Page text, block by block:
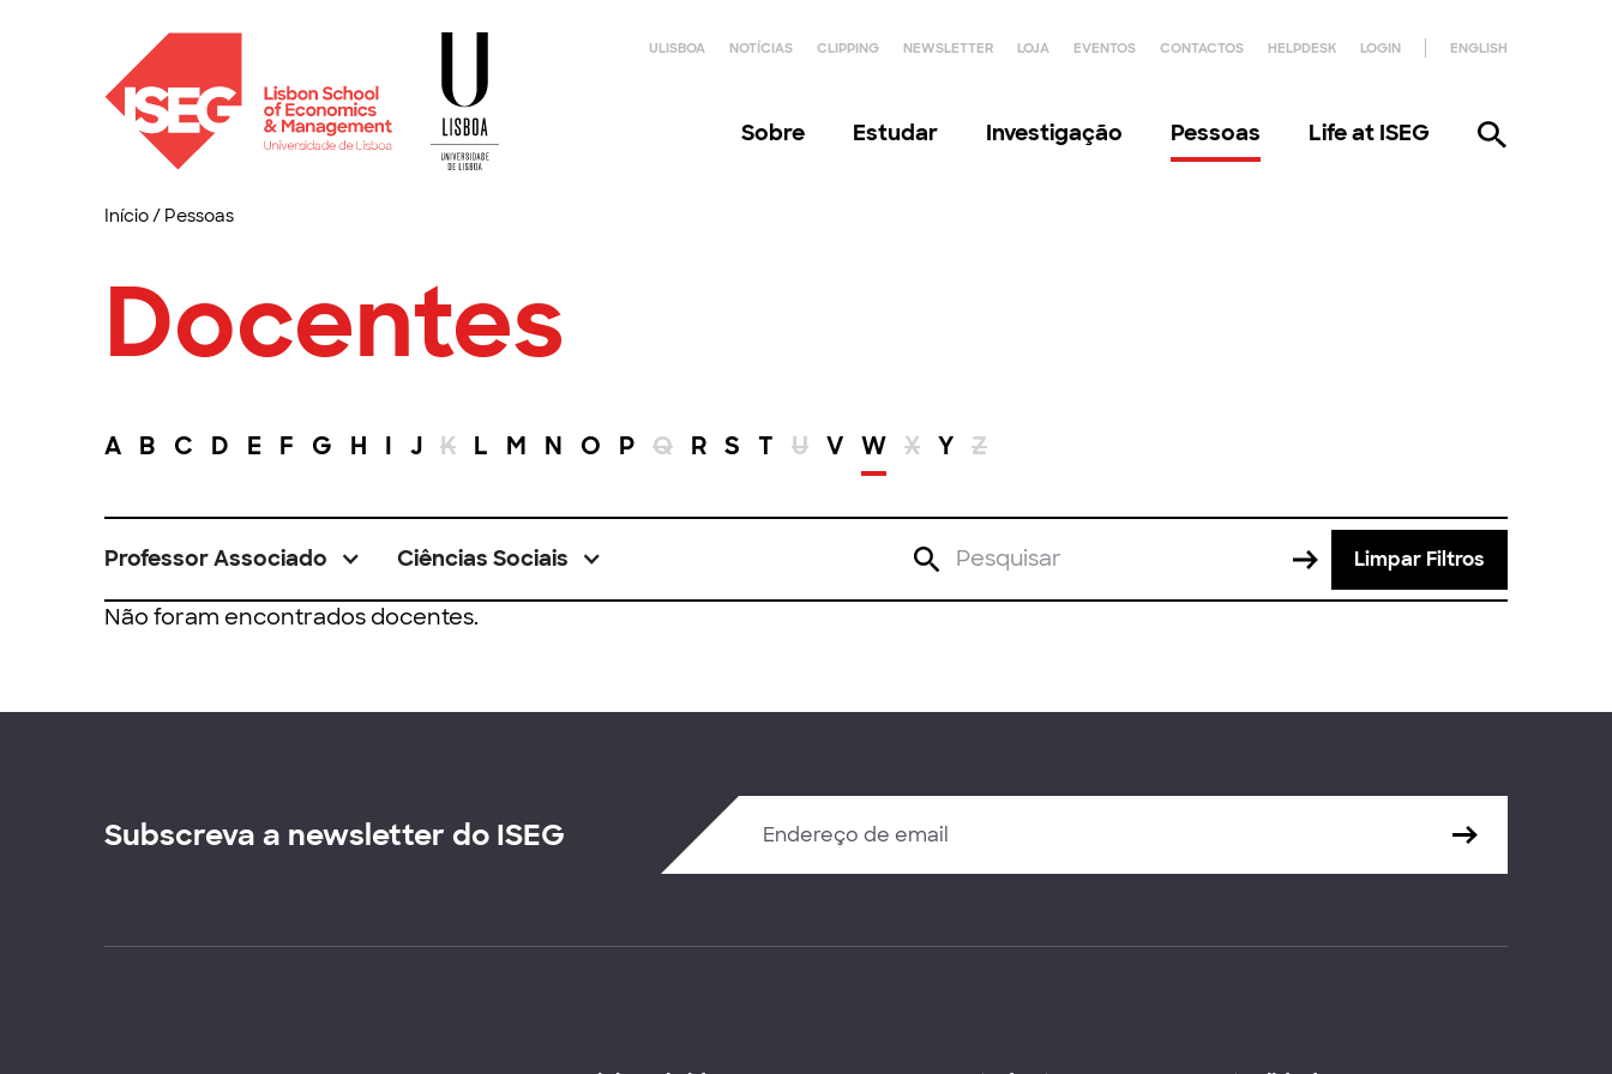
ULISBOA NOTÍCIAS CLIPPING NEWSLETTER LOJA EVENTOS CONTACTOS HELPDESK LOGIN ENGLISH
Sobre Estudar Investigação Pessoas Life at ISEG
Início/ Pessoas
Docentes
A B C D E F G H I J K L M N O P Q R S T U V W X Y Z
Professor Associado Ciências Sociais Limpar Filtros
Não foram encontrados docentes.
Subscreva a newsletter do ISEG